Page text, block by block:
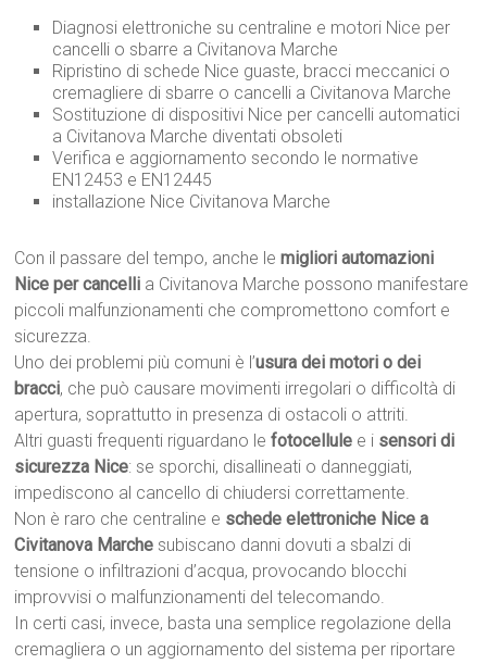
Diagnosi elettroniche su centraline e motori Nice per
cancelli o sbarre a Civitanova Marche
Ripristino di schede Nice guaste, bracci meccanici o
cremagliere di sbarre o cancelli a Civitanova Marche
Sostituzione di dispositivi Nice per cancelli automatici
a Civitanova Marche diventati obsoleti
Verifica e aggiornamento secondo le normative
EN12453 e EN12445
installazione Nice Civitanova Marche
Con il passare del tempo, anche lemigliori automazioni
Nice per cancelli a Civitanova Marche possono manifestare
piccoli malfunzionamenti che compromettono comfort e
sicurezza.
Uno dei problemi più comuni è l’usura dei motori o dei
bracci, che può causare movimenti irregolari o difficoltà di
apertura, soprattutto in presenza di ostacoli o attriti.
Altri guasti frequenti riguardano lefotocellule e i sensori di
sicurezza Nice: se sporchi, disallineati o danneggiati,
impediscono al cancello di chiudersi correttamente.
Non è raro che centraline e schede elettroniche Nice a
Civitanova Marche subiscano danni dovuti a sbalzi di
tensione o infiltrazioni d’acqua, provocando blocchi
improvvisi o malfunzionamenti del telecomando.
In certi casi, invece, basta una semplice regolazione della
cremagliera o un aggiornamento del sistema per riportare